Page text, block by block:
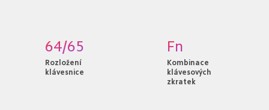
64/65
Rozložení
klávesnice
Fn
Kombinace
klávesových
zkratek